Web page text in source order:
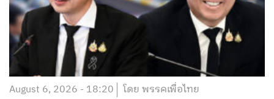
August 6, 2026 - 18:20 โดย พรรคเพื่อไทย